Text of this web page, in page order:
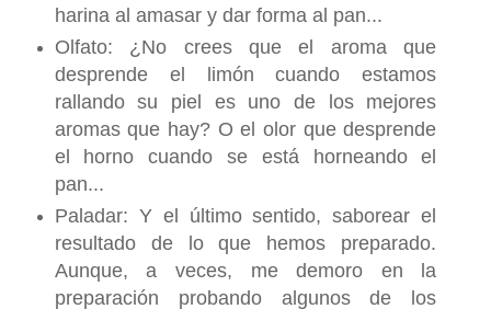
harina al amasar y dar forma al pan...
Olfato: ¿No crees que el aroma que
desprende el limón cuando estamos
rallando su piel es uno de los mejores
aromas que hay? O el olor que desprende
el horno cuando se está horneando el
pan...
Paladar: Y el último sentido, saborear el
resultado de lo que hemos preparado.
Aunque, a veces, me demoro en la
preparación probando algunos de los